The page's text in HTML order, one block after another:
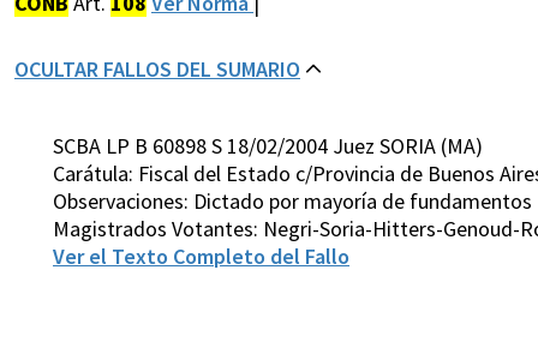
OCULTAR FALLOS DEL SUMARIO
SCBA LP B 60898 S 18/02/2004 Juez SORIA (MA)
Carátula: Fiscal del Estado c/Provincia de Buenos
Observaciones: Dictado por mayoría de fundamentos
Magistrados Votantes: Negri-Soria-Hitters-Genoud-
Ver el Texto Completo del Fallo